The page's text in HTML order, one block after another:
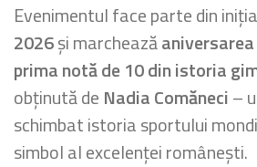
Evenimentul face parte din
2026și marchează
prima notă de 10 din istoria
obținută de Nadia Comăneci–
schimbat istoria sportului
simbol al excelenței românești.